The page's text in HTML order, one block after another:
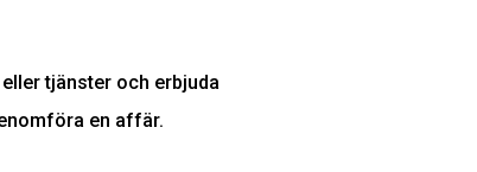
tjänster och erbjuda
en affär.